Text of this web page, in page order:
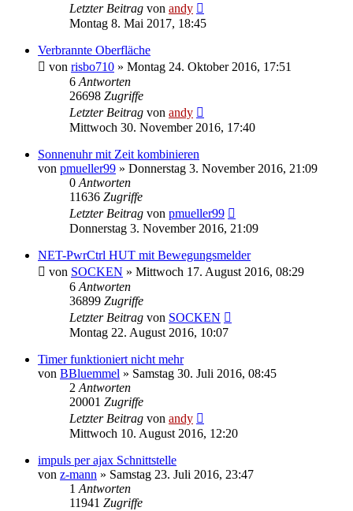
Letzter Beitrag von andy
Montag 8. Mai 2017, 18:45
Verbrannte Oberfläche
von risbo710 » Montag 24. Oktober 2016, 17:51
6 Antworten
26698 Zugriffe
Letzter Beitrag von andy
Mittwoch 30. November 2016, 17:40
Sonnenuhr mit Zeit kombinieren
von pmueller99 » Donnerstag 3. November 2016, 21:09
0 Antworten
11636 Zugriffe
Letzter Beitrag von pmueller99
Donnerstag 3. November 2016, 21:09
NET-PwrCtrl HUT mit Bewegungsmelder
von SOCKEN » Mittwoch 17. August 2016, 08:29
6 Antworten
36899 Zugriffe
Letzter Beitrag von SOCKEN
Montag 22. August 2016, 10:07
Timer funktioniert nicht mehr
von BBluemmel » Samstag 30. Juli 2016, 08:45
2 Antworten
20001 Zugriffe
Letzter Beitrag von andy
Mittwoch 10. August 2016, 12:20
impuls per ajax Schnittstelle
von z-mann » Samstag 23. Juli 2016, 23:47
1 Antworten
11941 Zugriffe